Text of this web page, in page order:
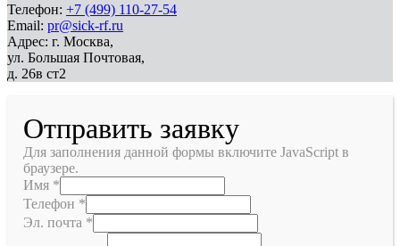
Телефон: +7 (499) 110-27-54
Email: pr@sick-rf.ru
Адрес: г. Москва,
ул. Большая Почтовая,
д. 26в ст2
Отправить заявку
Для заполнения данной формы включите JavaScript в
браузере.
Имя *
Телефон *
Эл. почта *